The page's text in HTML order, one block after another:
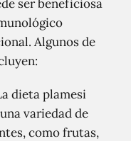
ser beneficiosa
Algunos de
dieta plamesi
variedad de
como frutas,